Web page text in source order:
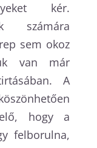
kér.
számára
sem okoz
van már
A
hogy a
felborulna,